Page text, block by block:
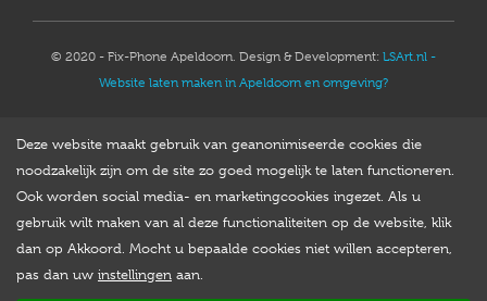
© 2020 - Fix-Phone Apeldoorn. Design & Development: LSArt.nl -
Website laten maken in Apeldoorn en omgeving?
Deze website maakt gebruik van geanonimiseerde cookies die
noodzakelijk zijn om de site zo goed mogelijk te laten functioneren.
Ook worden social media- en marketingcookies ingezet. Als u
gebruik wilt maken van al deze functionaliteiten op de website, klik
dan op Akkoord. Mocht u bepaalde cookies niet willen accepteren,
pas dan uw instellingen aan.